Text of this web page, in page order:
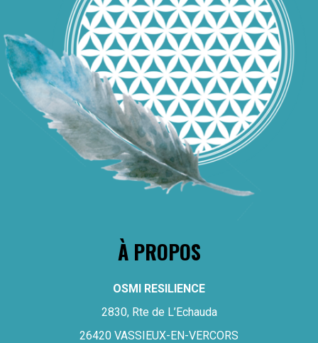
À PROPOS
OSMI RESILIENCE
2830, Rte de L’Echauda
26420 VASSIEUX-EN-VERCORS